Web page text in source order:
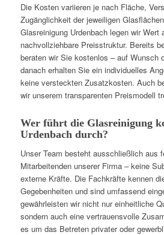
Die Kosten variieren je nach Fläche,
Zugänglichkeit der jeweiligen
Glasreinigung Urdenbach legen wir Wert
nachvollziehbare Preisstruktur. Bereits
beraten wir Sie kostenlos – auf Wunsch
danach erhalten Sie ein individuelles
keine versteckten Zusatzkosten. Auch
wir unserem transparenten Preismodell
Wer führt die Glasreinigung
Urdenbach durch?
Unser Team besteht ausschließlich aus
Mitarbeitenden unserer Firma – keine
externe Kräfte. Die Fachkräfte kennen
Gegebenheiten und sind umfassend
gewährleisten wir nicht nur einheitliche
sondern auch eine vertrauensvolle
es um das Betreten privater oder